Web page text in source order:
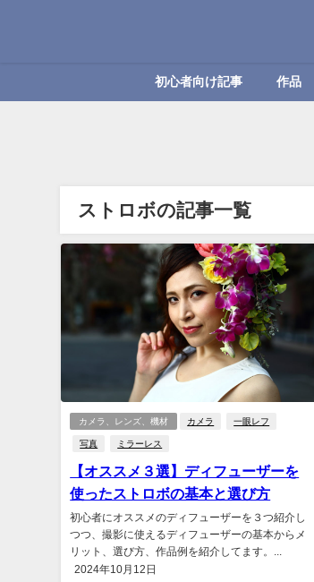
初心者向け記事 作品
ストロボの記事一覧
カメラ、レンズ、機材 カメラ 一眼レフ
写真 ミラーレス
【オススメ３選】ディフューザーを
使ったストロボの基本と選び方
初心者にオススメのディフューザーを３つ紹介し
つつ、撮影に使えるディフューザーの基本からメ
リット、選び方、作品例を紹介してます。...
2024年10月12日